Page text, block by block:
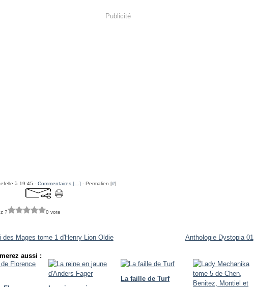
Publicité
efelle à 19:45 -Commentaires [ …] - Permalien [#]
? 0 vote
des Mages tome 1 d'Henry Lion Oldie Anthologie Dystopia 01
aussi :
La faille de Turf